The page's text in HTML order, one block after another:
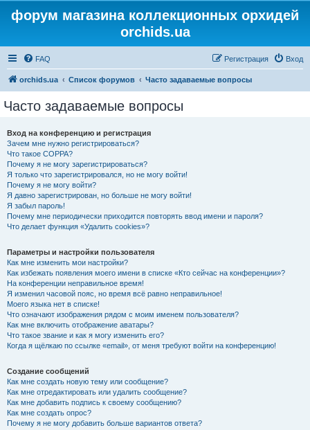
форум магазина коллекционных орхидей
orchids.ua
FAQ Вход
Регистрация
orchids.ua Список форумов Часто задаваемые вопросы
Часто задаваемые вопросы
Вход на конференцию и регистрация
Зачем мне нужно регистрироваться?
Что такое COPPA?
Почему я не могу зарегистрироваться?
Я только что зарегистрировался, но не могу войти!
Почему я не могу войти?
Я давно зарегистрирован, но больше не могу войти!
Я забыл пароль!
Почему мне периодически приходится повторять ввод имени и пароля?
Что делает функция «Удалить cookies»?
Параметры и настройки пользователя
Как мне изменить мои настройки?
Как избежать появления моего имени в списке «Кто сейчас на конференции»?
На конференции неправильное время!
Я изменил часовой пояс, но время всё равно неправильное!
Моего языка нет в списке!
Что означают изображения рядом с моим именем пользователя?
Как мне включить отображение аватары?
Что такое звание и как я могу изменить его?
Когда я щёлкаю по ссылке «email», от меня требуют войти на конференцию!
Создание сообщений
Как мне создать новую тему или сообщение?
Как мне отредактировать или удалить сообщение?
Как мне добавить подпись к своему сообщению?
Как мне создать опрос?
Почему я не могу добавить больше вариантов ответа?